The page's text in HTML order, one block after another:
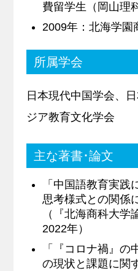
費留学生（岡山理
2009年：北海学
所属学会
日本現代中国学会、
ジア教育文化学会
主な著書･論文
「中国語教育実践
思考様式との関係
（『北海商科大
2022年）
「『コロナ禍』
の現状と課題に関